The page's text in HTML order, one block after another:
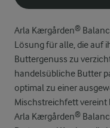
Arla Kærgården®
Lösung für alle, die auf
Buttergenuss zu
handelsübliche Butter
optimal zu einer
Mischstreichfett vereint
Arla Kærgården®